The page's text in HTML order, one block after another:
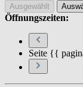
Ausgewählt
Öffnungszeiten:
Seite {{